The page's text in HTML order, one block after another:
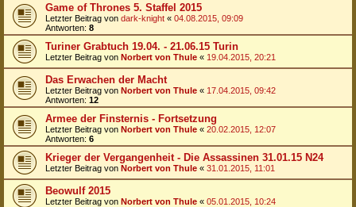
Game of Thrones 5. Staffel 2015
Letzter Beitrag von dark-knight « 04.08.2015, 09:09
Antworten: 8
Turiner Grabtuch 19.04. - 21.06.15 Turin
Letzter Beitrag von Norbert von Thule « 19.04.2015, 20:21
Das Erwachen der Macht
Letzter Beitrag von Norbert von Thule « 17.04.2015, 09:42
Antworten: 12
Armee der Finsternis - Fortsetzung
Letzter Beitrag von Norbert von Thule « 20.02.2015, 12:07
Antworten: 6
Krieger der Vergangenheit - Die Assassinen 31.01.15 N24
Letzter Beitrag von Norbert von Thule « 31.01.2015, 11:01
Beowulf 2015
Letzter Beitrag von Norbert von Thule « 05.01.2015, 10:24